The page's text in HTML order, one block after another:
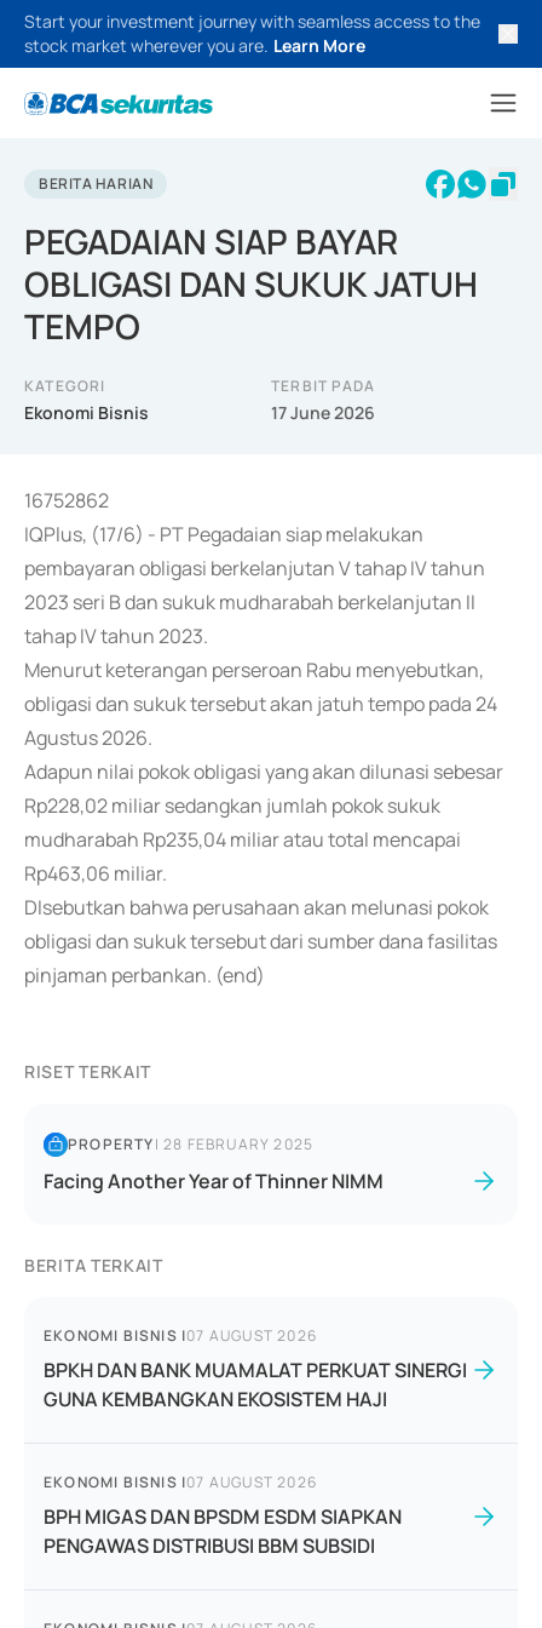
Start your investment journey with seamless access to the
stock market wherever you are. Learn More
BERITA HARIAN
PEGADAIAN SIAP BAYAR
OBLIGASI DAN SUKUK JATUH
TEMPO
KATEGORI
Ekonomi Bisnis
TERBIT PADA
17 June 2026
16752862
IQPlus, (17/6) - PT Pegadaian siap melakukan
pembayaran obligasi berkelanjutan V tahap IV tahun
2023 seri B dan sukuk mudharabah berkelanjutan II
tahap IV tahun 2023.
Menurut keterangan perseroan Rabu menyebutkan,
obligasi dan sukuk tersebut akan jatuh tempo pada 24
Agustus 2026.
Adapun nilai pokok obligasi yang akan dilunasi sebesar
Rp228,02 miliar sedangkan jumlah pokok sukuk
mudharabah Rp235,04 miliar atau total mencapai
Rp463,06 miliar.
DIsebutkan bahwa perusahaan akan melunasi pokok
obligasi dan sukuk tersebut dari sumber dana fasilitas
pinjaman perbankan. (end)
RISET TERKAIT
PROPERTY|28 FEBRUARY 2025
Facing Another Year of Thinner NIMM
BERITA TERKAIT
EKONOMI BISNIS |07 AUGUST 2026
BPKH DAN BANK MUAMALAT PERKUAT SINERGI
GUNA KEMBANGKAN EKOSISTEM HAJI
EKONOMI BISNIS |07 AUGUST 2026
BPH MIGAS DAN BPSDM ESDM SIAPKAN
PENGAWAS DISTRIBUSI BBM SUBSIDI